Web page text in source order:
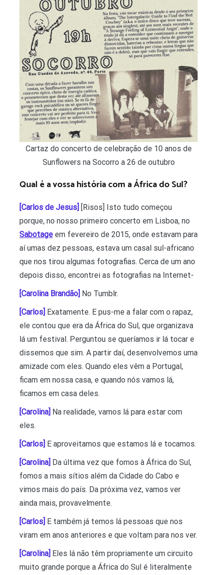
Cartaz do concerto de celebração de 10 anos de
Sunflowers na Socorro a 26 de outubro
Qual é a vossa história com a África do Sul?
[Carlos de Jesus]
[Risos] Isto tudo começou
porque, no nosso primeiro concerto em Lisboa, no
Sabotage em fevereiro de 2015, onde estavam para
aí umas dez pessoas, estava um casal sul-africano
que nos tirou algumas fotografias. Cerca de um ano
depois disso, encontrei as fotografias na Internet-
[Carolina Brandão] No Tumblr.
[Carlos] Exatamente. E pus-me a falar com o rapaz,
ele contou que era da África do Sul, que organizava
lá um festival. Perguntou se queríamos ir lá tocar e
dissemos que sim. A partir daí, desenvolvemos uma
amizade com eles. Quando eles vêm a Portugal,
ficam em nossa casa, e quando nós vamos lá,
ficamos em casa deles.
[Carolina] Na realidade, vamos lá para estar com
eles.
[Carlos] E aproveitamos que estamos lá e tocamos.
[Carolina] Da última vez que fomos à África do Sul,
fomos a mais sítios além da Cidade do Cabo e
vimos mais do país. Da próxima vez, vamos ver
ainda mais, provavelmente.
[Carlos] E também já temos lá pessoas que nos
viram em anos anteriores e que voltam para nos ver.
[Carolina] Eles lá não têm propriamente um circuito
muito grande porque a África do Sul é literalmente